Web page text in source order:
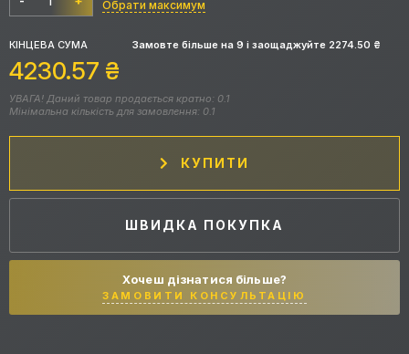
Обрати максимум
КІНЦЕВА СУМА Замовте більше на 9 і заощаджуйте 2274.50 ₴
4230.57 ₴
УВАГА! Даний товар продається кратно: 0.1
Мінімальна кількість для замовлення: 0.1
КУПИТИ
ШВИДКА ПОКУПКА
Хочеш дізнатися більше?
ЗАМОВИТИ КОНСУЛЬТАЦІЮ